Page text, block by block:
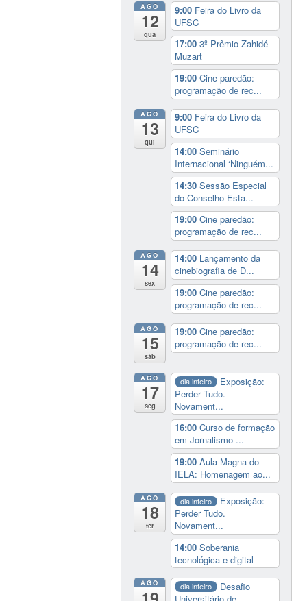
AGO
12
qua
9:00 Feira do Livro da
UFSC
17:003º Prêmio Zahidé
Muzart
19:00Cine paredão:
programação de rec...
AGO
13
qui
9:00 Feira do Livro da
UFSC
14:00Seminário
Internacional ‘Ninguém...
14:30Sessão Especial
do Conselho Esta...
19:00Cine paredão:
programação de rec...
AGO
14
sex
14:00 Lançamento da
cinebiografia de D...
19:00Cine paredão:
programação de rec...
AGO
15
sáb
19:00Cine paredão:
programação de rec...
AGO
17
seg
dia inteiro
Exposição:
Perder Tudo.
Novament...
16:00Curso de formação
em Jornalismo ...
19:00Aula Magna do
IELA: Homenagem ao...
AGO
18
ter
dia inteiro
Exposição:
Perder Tudo.
Novament...
14:00Soberania
tecnológica e digital
AGO dia inteiro
Desafio